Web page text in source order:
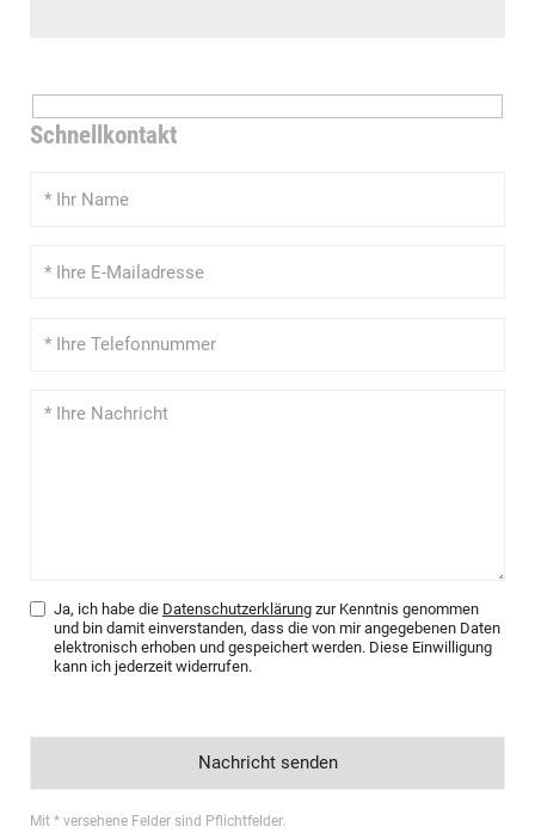
Schnellkontakt
Ja, ich habe die Datenschutzerklärung zur Kenntnis genommen
und bin damit einverstanden, dass die von mir angegebenen Daten
elektronisch erhoben und gespeichert werden. Diese Einwilligung
kann ich jederzeit widerrufen.
Mit * versehene Felder sind Pflichtfelder.